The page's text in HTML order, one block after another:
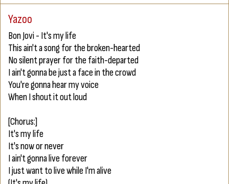
Yazoo
Bon Jovi - It's my life
This ain't a song for the broken-hearted
No silent prayer for the faith-departed
I ain't gonna be just a face in the crowd
You're gonna hear my voice
When I shout it out loud
[Chorus:]
It's my life
It's now or never
I ain't gonna live forever
I just want to live while I'm alive